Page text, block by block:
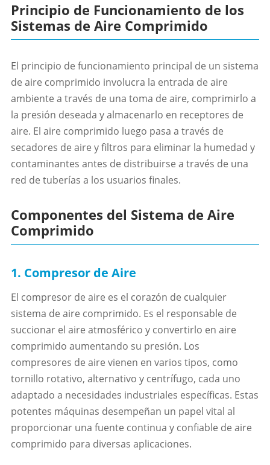
Principio de Funcionamiento de los
Sistemas de Aire Comprimido
El principio de funcionamiento principal de un sistema
de aire comprimido involucra la entrada de aire
ambiente a través de una toma de aire, comprimirlo a
la presión deseada y almacenarlo en receptores de
aire. El aire comprimido luego pasa a través de
secadores de aire y filtros para eliminar la humedad y
contaminantes antes de distribuirse a través de una
red de tuberías a los usuarios finales.
Componentes del Sistema de Aire
Comprimido
1. Compresor de Aire
El compresor de aire es el corazón de cualquier
sistema de aire comprimido. Es el responsable de
succionar el aire atmosférico y convertirlo en aire
comprimido aumentando su presión. Los
compresores de aire vienen en varios tipos, como
tornillo rotativo, alternativo y centrífugo, cada uno
adaptado a necesidades industriales específicas. Estas
potentes máquinas desempeñan un papel vital al
proporcionar una fuente continua y confiable de aire
comprimido para diversas aplicaciones.